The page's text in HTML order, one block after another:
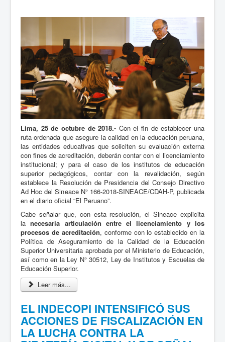
Lima, 25 de octubre de 2018.- Con el fin de establecer una
ruta ordenada que asegure la calidad en la educación peruana,
las entidades educativas que soliciten su evaluación externa
con fines de acreditación, deberán contar con el licenciamiento
institucional; y para el caso de los institutos de educación
superior pedagógicos, contar con la revalidación, según
establece la Resolución de Presidencia del Consejo Directivo
Ad Hoc del Sineace N° 166-2018-SINEACE/CDAH-P, publicada
en el diario oficial “El Peruano”.
Cabe señalar que, con esta resolución, el Sineace explicita
lanecesaria articulación entre el licenciamiento y los
procesos de acreditación, conforme con lo establecido en la
Política de Aseguramiento de la Calidad de la Educación
Superior Universitaria aprobada por el Ministerio de Educación,
así como en la Ley N° 30512, Ley de Institutos y Escuelas de
Educación Superior.
Leer más...
EL INDECOPI INTENSIFICÓ SUS
ACCIONES DE FISCALIZACIÓN EN
LA LUCHA CONTRA LA